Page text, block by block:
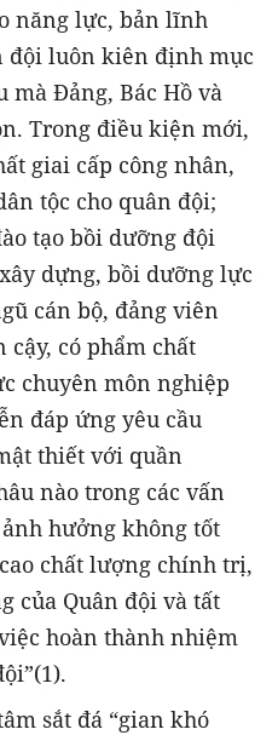
năng lực, bản lĩnh
đội luôn kiên định mục
Đảng, Bác Hồ và
Trong điều kiện mới,
giai cấp công nhân,
tộc cho quân đội;
tạo bồi dưỡng đội
dựng, bồi dưỡng lực
cán bộ, đảng viên
có phẩm chất
chuyên môn nghiệp
đáp ứng yêu cầu
thiết với quần
nào trong các vấn
hưởng không tốt
chất lượng chính trị,
của Quân đội và tất
hoàn thành nhiệm
sắt đá “gian khó